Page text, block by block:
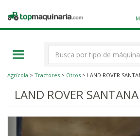
Topmaquinaria.com
Agrícola > Tractores > Otros > LAND ROVER
LAND ROVER